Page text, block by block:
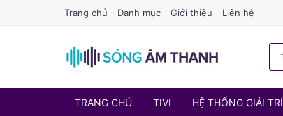
Trang chủ Danh mục Giới thiệu Liên hệ
TRANG CHỦ TIVI HỆ THỐNG GIẢI TRÍ